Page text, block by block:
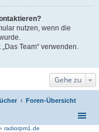
nutzen, wenn die
Team“ verwenden.
Gehe zu
Foren-Übersicht
radiorpm1.de